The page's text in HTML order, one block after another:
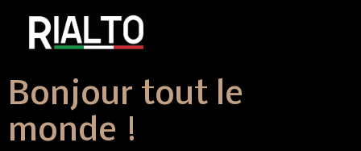
Bonjour tout le
monde !